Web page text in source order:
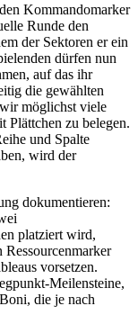
Kommandomarker
Runde den
der Sektoren er ein
dürfen nun
auf das ihr
die gewählten
möglichst viele
Plättchen zu belegen.
und Spalte
wird der
dokumentieren:
platziert wird,
vorsetzen.
Meilensteine,
die je nach